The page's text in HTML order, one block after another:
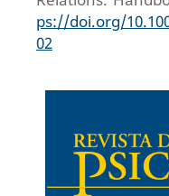
ps://doi.org/
02